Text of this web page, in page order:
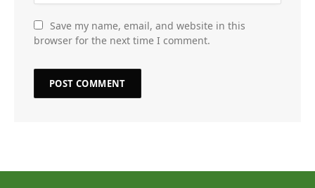
Save my name, email, and website in this
browser for the next time I comment.